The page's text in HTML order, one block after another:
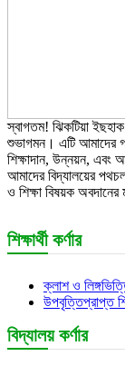
স্বাগতম! ঝিকটিয়া
শুভাগমন। এটি আমাদের
শিক্ষাদান, উন্নয়ন, এবং
আমাদের বিদ্যালয়ের
ও শিক্ষা বিষয়ক
শিক্ষার্থী কর্ণার
ক্লাশ ও
উপবৃত্তিপ্রাপ্ত
বিদ্যালয় কর্ণার